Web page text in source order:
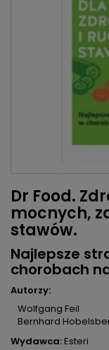
Dr Food.
mocnych,
stawów.
Najlepsze
chorobach
Autorzy:
Wolfgang Feil
Bernhard
Wydawca:Esteri